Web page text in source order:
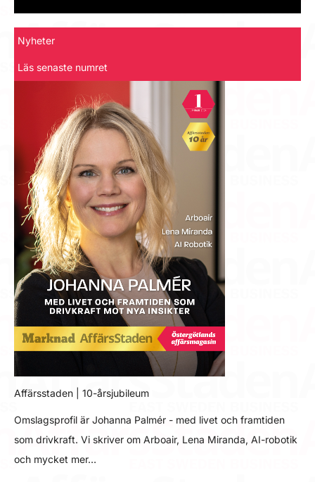
Nyheter
Läs senaste numret
Affärsstaden | 10-årsjubileum
Omslagsprofil är Johanna Palmér - med livet och framtiden
som drivkraft. Vi skriver om Arboair, Lena Miranda, AI-robotik
och mycket mer…